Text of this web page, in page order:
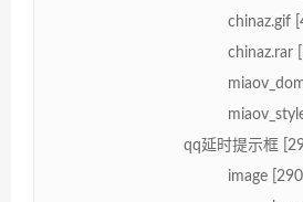
chinaz.gif
chinaz.rar
qq延时提示框
image